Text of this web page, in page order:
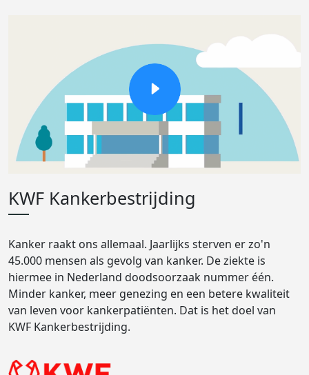
KWF Kankerbestrijding
Kanker raakt ons allemaal. Jaarlijks sterven er zo'n
45.000 mensen als gevolg van kanker. De ziekte is
hiermee in Nederland doodsoorzaak nummer één.
Minder kanker, meer genezing en een betere kwaliteit
van leven voor kankerpatiënten. Dat is het doel van
KWF Kankerbestrijding.